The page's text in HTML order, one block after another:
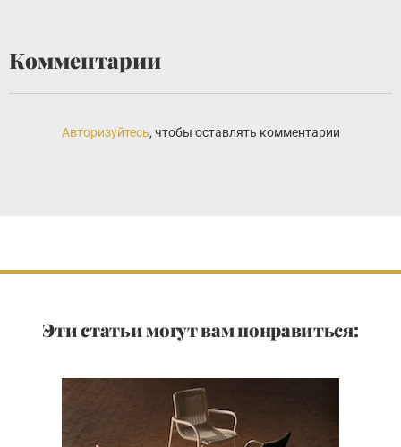
Комментарии
Авторизуйтесь, чтобы оставлять комментарии
Эти статьи могут вам понравиться: